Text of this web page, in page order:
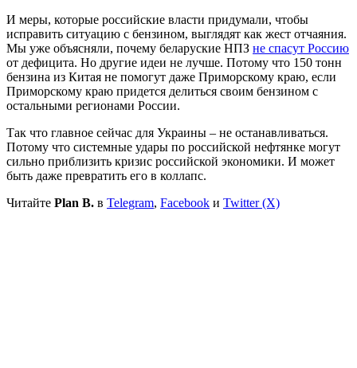
И меры, которые российские власти придумали, чтобы
исправить ситуацию с бензином, выглядят как жест отчаяния.
Мы уже объясняли, почему беларуские НПЗ не спасут Россию
от дефицита. Но другие идеи не лучше. Потому что 150 тонн
бензина из Китая не помогут даже Приморскому краю, если
Приморскому краю придется делиться своим бензином с
остальными регионами России.
Так что главное сейчас для Украины – не останавливаться.
Потому что системные удары по российской нефтянке могут
сильно приблизить кризис российской экономики. И может
быть даже превратить его в коллапс.
Читайте Plan B. в Telegram, Facebook и Twitter (X)